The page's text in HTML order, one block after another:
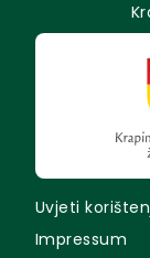
Uvjeti
Impressum